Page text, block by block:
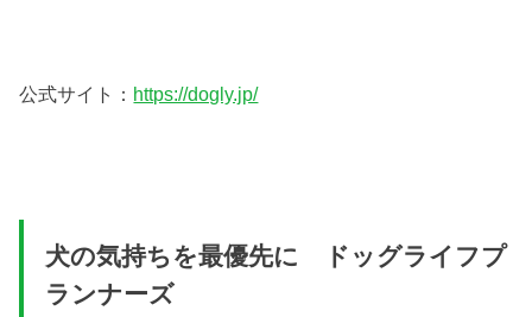
公式サイト： https://dogly.jp/
犬の気持ちを最優先に ドッグライフプ
ランナーズ